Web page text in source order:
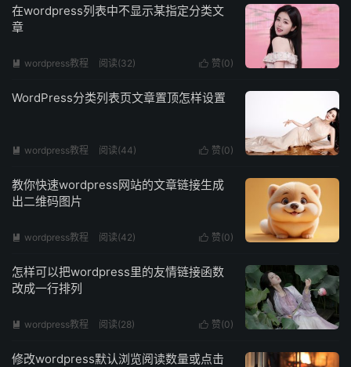
在wordpress列表中不显示某指定分类文
章
 赞(0)
 wordpress教程 阅读(32)
WordPress分类列表页文章置顶怎样设置
 赞(0)
 wordpress教程 阅读(44)
教你快速wordpress网站的文章链接生成
出二维码图片
 赞(0)
 wordpress教程 阅读(42)
怎样可以把wordpress里的友情链接函数
改成一行排列
 赞(0)
 wordpress教程 阅读(28)
修改wordpress默认浏览阅读数量或点击